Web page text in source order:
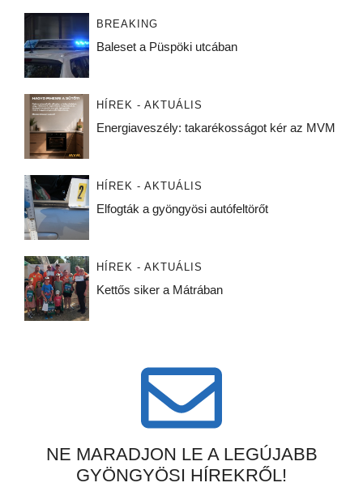
BREAKING
Baleset a Püspöki utcában
HÍREK - AKTUÁLIS
Energiaveszély: takarékosságot kér az MVM
HÍREK - AKTUÁLIS
Elfogták a gyöngyösi autófeltörőt
HÍREK - AKTUÁLIS
Kettős siker a Mátrában
NE MARADJON LE A LEGÚJABB
GYÖNGYÖSI HÍREKRŐL!